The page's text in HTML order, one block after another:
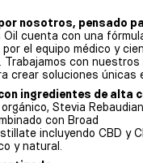
nosotros, pensado
Oil cuenta con una
por el equipo médico y
Trabajamos con nuestros
crear soluciones únicas
ingredientes de alta
Stevia
con Broad
incluyendo CBD y
y natural.